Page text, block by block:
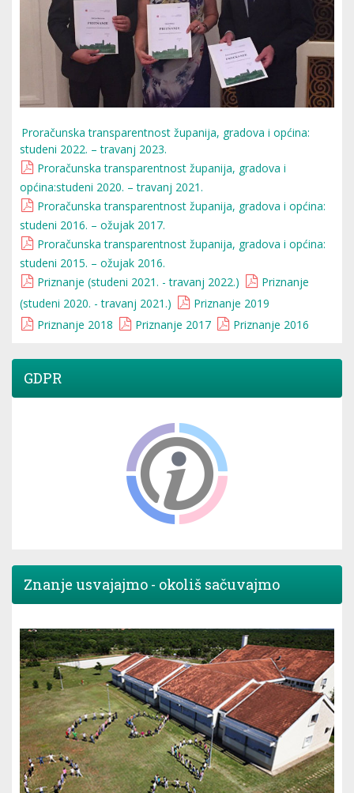
Proračunska transparentnost županija, gradova i općina:
studeni 2022. – travanj 2023.
Proračunska transparentnost županija, gradova i
općina:studeni 2020. – travanj 2021.
Proračunska transparentnost županija, gradova i općina:
studeni 2016. – ožujak 2017.
Proračunska transparentnost županija, gradova i općina:
studeni 2015. – ožujak 2016.
Priznanje (studeni 2021. - travanj 2022.)
Priznanje
(studeni 2020. - travanj 2021.)
Priznanje 2019
Priznanje 2018
Priznanje 2017 Priznanje 2016
GDPR
Znanje usvajajmo - okoliš sačuvajmo